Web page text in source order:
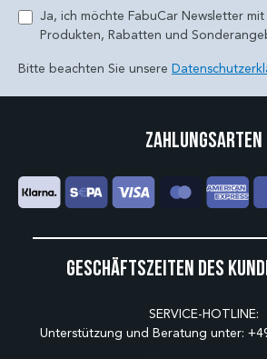
Ja, ich möchte FabuCar Newsletter
Produkten, Rabatten und
Bitte beachten Sie unsere
Geschäftszeiten des
SERVICE-HOTLINE:
Unterstützung und Beratung unter:
Zahlungsarten